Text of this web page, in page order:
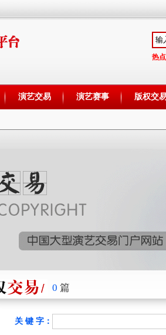
热点
演艺交易 演艺赛事 版权交
0 篇
关 键 字：